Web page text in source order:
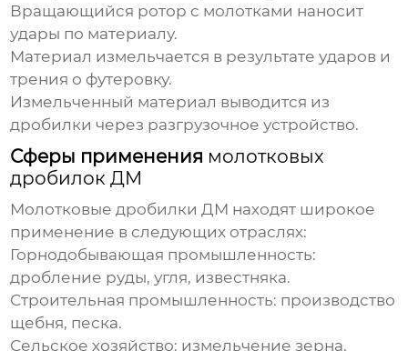
Вращающийся ротор с молотками наносит
удары по материалу.
Материал измельчается в результате ударов и
трения о футеровку.
Измельченный материал выводится из
дробилки через разгрузочное устройство.
Сферы применения молотковых
дробилок ДМ
Молотковые дробилки ДМ находят широкое
применение в следующих отраслях:
Горнодобывающая промышленность:
дробление руды, угля, известняка.
Строительная промышленность: производство
щебня, песка.
Сельское хозяйство: измельчение зерна,